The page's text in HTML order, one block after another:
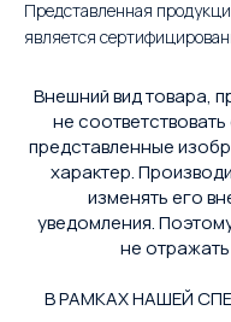
Представленная
является
Внешний вид товара,
не
представленные
характер.
изменять его
уведомления.
не
В РАМКАХ НАШЕЙ